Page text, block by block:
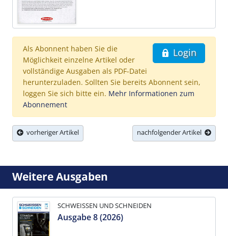
Login
Als Abonnent haben Sie die
Möglichkeit einzelne Artikel oder
vollständige Ausgaben als PDF-Datei
herunterzuladen. Sollten Sie bereits Abonnent sein,
loggen Sie sich bitte ein. Mehr Informationen zum
Abonnement
vorheriger Artikel nachfolgender Artikel
Weitere Ausgaben
SCHWEISSEN UND SCHNEIDEN
Ausgabe 8 (2026)